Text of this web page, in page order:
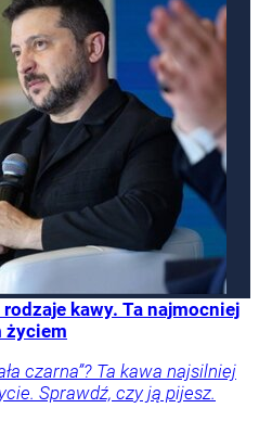
kawy. Ta najmocniej
życiem
czarna”? Ta kawa najsilniej
Sprawdź, czy ją pijesz.